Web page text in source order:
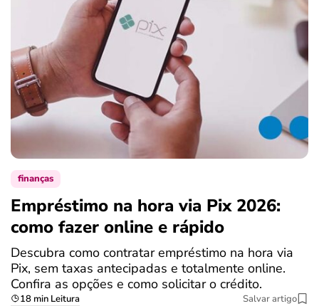
finanças
Empréstimo na hora via Pix 2026:
como fazer online e rápido
Descubra como contratar empréstimo na hora via
Pix, sem taxas antecipadas e totalmente online.
Confira as opções e como solicitar o crédito.
18 min Leitura Salvar artigo